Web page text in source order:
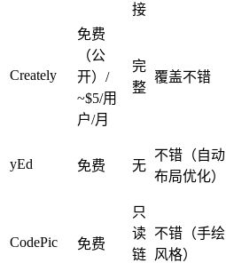
接
Creately
免费
（公
开）/
~$5/用
户/月
完
整
覆盖不错
yEd 免费 无
不错（自动
布局优化）
CodePic 免费
只
读
链
不错（手绘
风格）